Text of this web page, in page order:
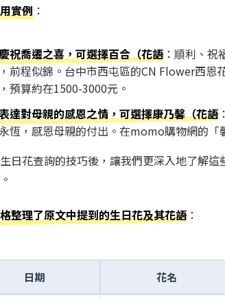
實例 ：
祝喬遷之喜，可選擇百合（花語：順利、祝
前程似錦。台中市西屯區的CN Flower西恩
預算約在1500-3000元。
達對母親的感恩之情，可選擇康乃馨（花語
恆，感恩母親的付出。在momo購物網的
日花查詢的技巧後，讓我們更深入地了解
整理了原文中提到的生日花及其花語：
日期 花名